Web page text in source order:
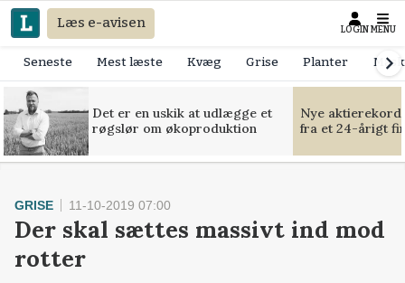
Læs e-avisen LOGIN MENU
Seneste Mest læste Kvæg Grise Planter
Det er en uskik at udlægge et
røgslør om økoproduktion
Nye
fra et 24-årigt
GRISE 11-10-2019 07:00
Der skal sættes massivt ind mod
rotter